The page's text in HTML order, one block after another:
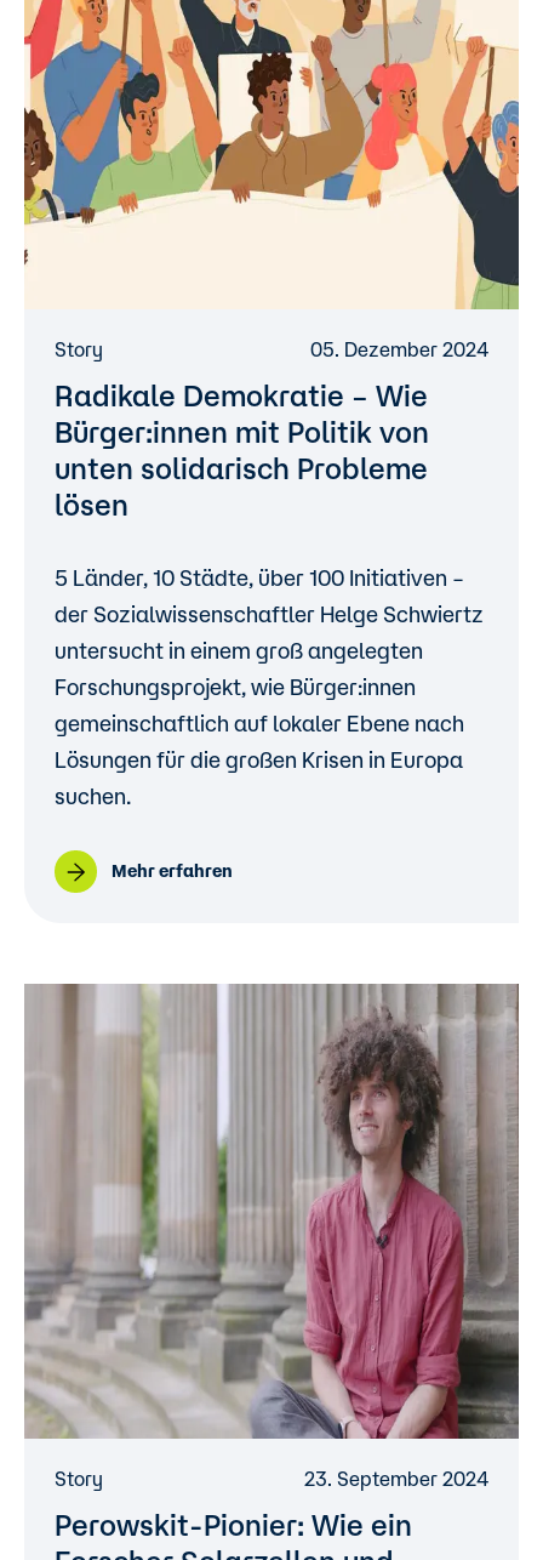
Story 05. Dezember 2024
Radikale Demokratie – Wie
Bürger:innen mit Politik von
unten solidarisch Probleme
lösen
5 Länder, 10 Städte, über 100 Initiativen –
der Sozialwissenschaftler Helge Schwiertz
untersucht in einem groß angelegten
Forschungsprojekt, wie Bürger:innen
gemeinschaftlich auf lokaler Ebene nach
Lösungen für die großen Krisen in Europa
suchen.
Mehr erfahren
Story 23. September 2024
Perowskit-Pionier: Wie ein